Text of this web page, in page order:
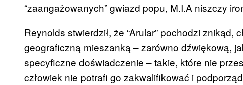
“zaangażowanych” gwiazd popu, M.I.A niszczy
Reynolds stwierdził, że “Arular” pochodzi
geograficzną mieszanką – zarówno dźwiękową,
specyficzne doświadczenie – takie, które nie
człowiek nie potrafi go zakwalifikować i